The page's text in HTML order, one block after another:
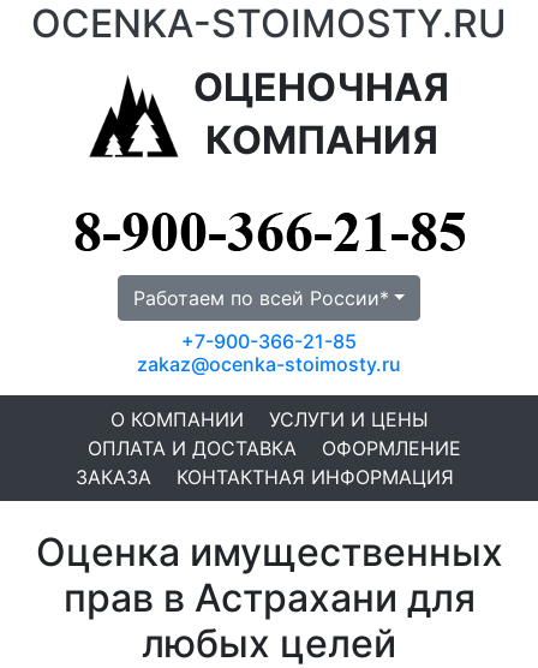
OCENKA-STOIMOSTY.RU
ОЦЕНОЧНАЯ
КОМПАНИЯ
Работаем по всей России*
+7-900-366-21-85
zakaz@ocenka-stoimosty.ru
О КОМПАНИИ
УСЛУГИ И ЦЕНЫ
ОПЛАТА И ДОСТАВКА
ОФОРМЛЕНИЕ
ЗАКАЗА
КОНТАКТНАЯ ИНФОРМАЦИЯ
Оценка имущественных
прав в Астрахани для
любых целей